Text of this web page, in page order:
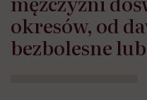
okresów, od
bezbolesne